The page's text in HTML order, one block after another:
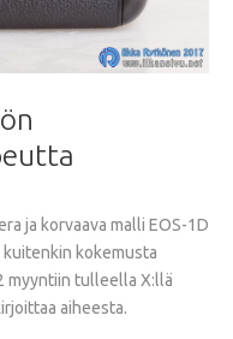
ja korvaava malli EOS-1D
kokemusta
myyntiin tulleella X:llä
aiheesta.